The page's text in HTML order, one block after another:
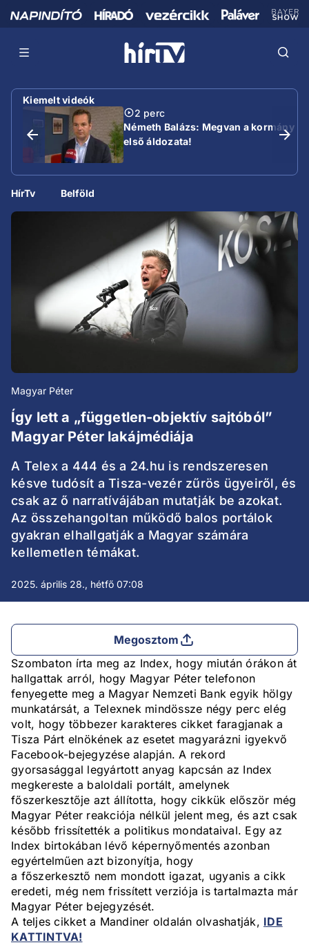
Kiemelt videók
2 perc
Németh Balázs: Megvan a kormány
első áldozata!
HírTv Belföld
Magyar Péter
Így lett a „független-objektív sajtóból”
Magyar Péter lakájmédiája
A Telex a 444 és a 24.hu is rendszeresen
késve tudósít a Tisza-vezér zűrös ügyeiről, és
csak az ő narratívájában mutatják be azokat.
Az összehangoltan működő balos portálok
gyakran elhallgatják a Magyar számára
kellemetlen témákat.
2025. április 28., hétfő 07:08
Megosztom
Szombaton írta meg az Index, hogy miután órákon át
hallgattak arról, hogy Magyar Péter telefonon
fenyegette meg a Magyar Nemzeti Bank egyik hölgy
munkatársát, a Telexnek mindössze négy perc elég
volt, hogy többezer karakteres cikket faragjanak a
Tisza Párt elnökének az esetet magyarázni igyekvő
Facebook-bejegyzése alapján. A rekord
gyorsasággal legyártott anyag kapcsán az Index
megkereste a baloldali portált, amelynek
főszerkesztője azt állította, hogy cikkük először még
Magyar Péter reakciója nélkül jelent meg, és azt csak
később frissítették a politikus mondataival. Egy az
Index birtokában lévő képernyőmentés azonban
egyértelműen azt bizonyítja, hogy
a főszerkesztő nem mondott igazat, ugyanis a cikk
eredeti, még nem frissített verziója is tartalmazta már
Magyar Péter bejegyzését.
A teljes cikket a Mandiner oldalán olvashatják, IDE
KATTINTVA!